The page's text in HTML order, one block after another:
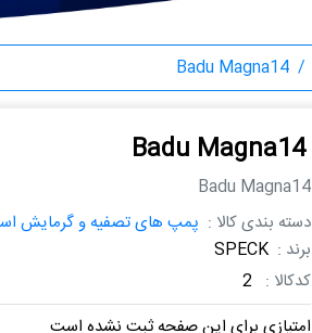
Badu Magna14
Badu Magna14
Badu Magna14
دسته بندی کالا : پمپ های تصفیه و گرمایش
برند : SPECK
کدکالا : 2
امتیازی برای این صفحه ثبت نشده است